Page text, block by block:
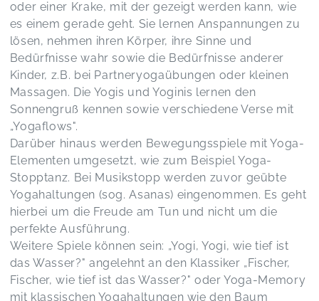
oder einer Krake, mit der gezeigt werden kann, wie
es einem gerade geht. Sie lernen Anspannungen zu
lösen, nehmen ihren Körper, ihre Sinne und
Bedürfnisse wahr sowie die Bedürfnisse anderer
Kinder, z.B. bei Partneryogaübungen oder kleinen
Massagen. Die Yogis und Yoginis lernen den
Sonnengruß kennen sowie verschiedene Verse mit
„Yogaflows".
Darüber hinaus werden Bewegungsspiele mit Yoga-
Elementen umgesetzt, wie zum Beispiel Yoga-
Stopptanz. Bei Musikstopp werden zuvor geübte
Yogahaltungen (sog. Asanas) eingenommen. Es geht
hierbei um die Freude am Tun und nicht um die
perfekte Ausführung.
Weitere Spiele können sein: „Yogi, Yogi, wie tief ist
das Wasser?" angelehnt an den Klassiker „Fischer,
Fischer, wie tief ist das Wasser?" oder Yoga-Memory
mit klassischen Yogahaltungen wie den Baum